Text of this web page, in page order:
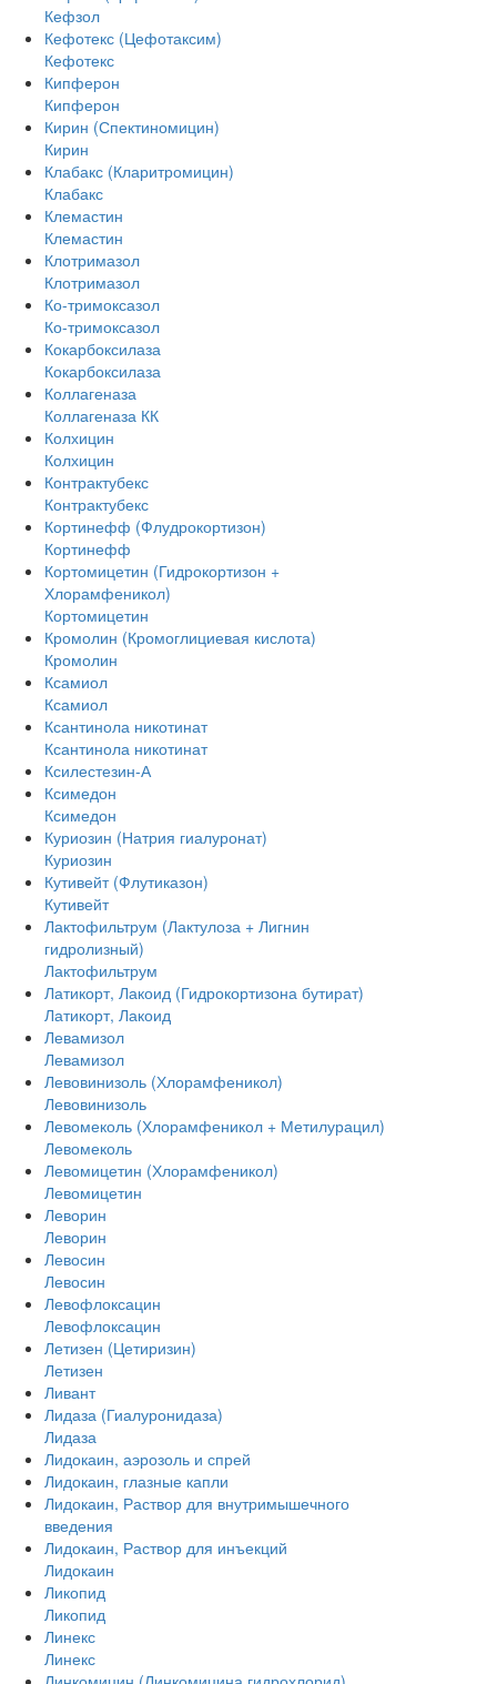
Кефзол
Кефотекс (Цефотаксим)
Кефотекс
Кипферон
Кипферон
Кирин (Спектиномицин)
Кирин
Клабакс (Кларитромицин)
Клабакс
Клемастин
Клемастин
Клотримазол
Клотримазол
Ко-тримоксазол
Ко-тримоксазол
Кокарбоксилаза
Кокарбоксилаза
Коллагеназа
Коллагеназа КК
Колхицин
Колхицин
Контрактубекс
Контрактубекс
Кортинефф (Флудрокортизон)
Кортинефф
Кортомицетин (Гидрокортизон +
Хлорамфеникол)
Кортомицетин
Кромолин (Кромоглициевая кислота)
Кромолин
Ксамиол
Ксамиол
Ксантинола никотинат
Ксантинола никотинат
Ксилестезин-А
Ксимедон
Ксимедон
Куриозин (Натрия гиалуронат)
Куриозин
Кутивейт (Флутиказон)
Кутивейт
Лактофильтрум (Лактулоза + Лигнин
гидролизный)
Лактофильтрум
Латикорт, Лакоид (Гидрокортизона бутират)
Латикорт, Лакоид
Левамизол
Левамизол
Левовинизоль (Хлорамфеникол)
Левовинизоль
Левомеколь (Хлорамфеникол + Метилурацил)
Левомеколь
Левомицетин (Хлорамфеникол)
Левомицетин
Леворин
Леворин
Левосин
Левосин
Левофлоксацин
Левофлоксацин
Летизен (Цетиризин)
Летизен
Ливант
Лидаза (Гиалуронидаза)
Лидаза
Лидокаин, аэрозоль и спрей
Лидокаин, глазные капли
Лидокаин, Раствор для внутримышечного
введения
Лидокаин, Раствор для инъекций
Лидокаин
Ликопид
Ликопид
Линекс
Линекс